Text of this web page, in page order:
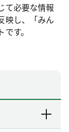
て必要な情報
映し、「みん
す。